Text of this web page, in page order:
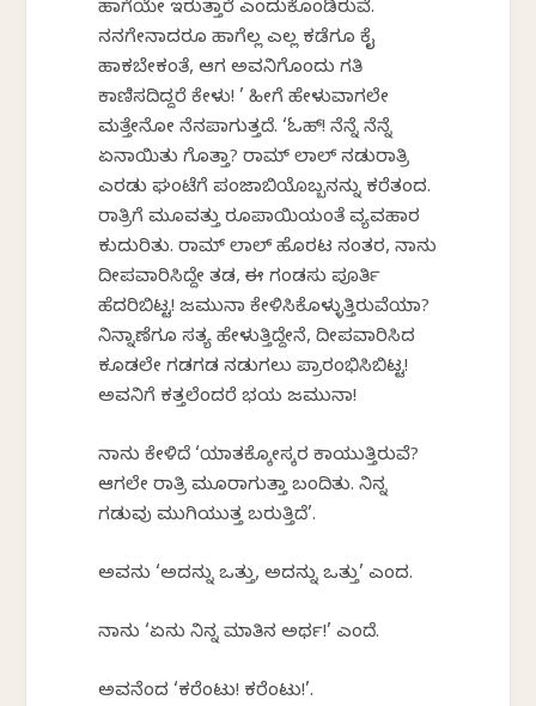
ಹಾಗೆಯೇ ಇರುತ್ತಾರೆ ಎಂದುಕೊಂಡಿರುವೆ.
ನನಗೇನಾದರೂ ಹಾಗೆಲ್ಲ ಎಲ್ಲ ಕಡೆಗೂ ಕೈ
ಹಾಕಬೇಕಂತೆ, ಆಗ ಅವನಿಗೊಂದು ಗತಿ
ಕಾಣಿಸದಿದ್ದರೆ ಕೇಳು! ’ ಹೀಗೆ ಹೇಳುವಾಗಲೇ
ಮತ್ತೇನೋ ನೆನಪಾಗುತ್ತದೆ. ‘ಓಹ್! ನೆನ್ನೆ ನೆನ್ನೆ
ಏನಾಯಿತು ಗೊತ್ತಾ? ರಾಮ್ ಲಾಲ್ ನಡುರಾತ್ರಿ
ಎರಡು ಘಂಟೆಗೆ ಪಂಜಾಬಿಯೊಬ್ಬನನ್ನು ಕರೆತಂದ.
ರಾತ್ರಿಗೆ ಮೂವತ್ತು ರೂಪಾಯಿಯಂತೆ ವ್ಯವಹಾರ
ಕುದುರಿತು. ರಾಮ್ ಲಾಲ್ ಹೊರಟ ನಂತರ, ನಾನು
ದೀಪವಾರಿಸಿದ್ದೇ ತಡ, ಈ ಗಂಡಸು ಪೂರ್ತಿ
ಹೆದರಿಬಿಟ್ಟ! ಜಮುನಾ ಕೇಳಿಸಿಕೊಳ್ಳುತ್ತಿರುವೆಯಾ?
ನಿನ್ನಾಣೆಗೂ ಸತ್ಯ ಹೇಳುತ್ತಿದ್ದೇನೆ, ದೀಪವಾರಿಸಿದ
ಕೂಡಲೇ ಗಡಗಡ ನಡುಗಲು ಪ್ರಾರಂಭಿಸಿಬಿಟ್ಟ!
ಅವನಿಗೆ ಕತ್ತಲೆಂದರೆ ಭಯ ಜಮುನಾ!
ನಾನು ಕೇಳಿದೆ ‘ಯಾತಕ್ಕೋಸ್ಕರ ಕಾಯುತ್ತಿರುವೆ?
ಆಗಲೇ ರಾತ್ರಿ ಮೂರಾಗುತ್ತಾ ಬಂದಿತು. ನಿನ್ನ
ಗಡುವು ಮುಗಿಯುತ್ತ ಬರುತ್ತಿದೆ’.
ಅವನು ‘ಅದನ್ನು ಒತ್ತು, ಅದನ್ನು ಒತ್ತು’ ಎಂದ.
ನಾನು ‘ಏನು ನಿನ್ನ ಮಾತಿನ ಅರ್ಥ!’ ಎಂದೆ.
ಅವನೆಂದ ‘ಕರೆಂಟು! ಕರೆಂಟು!’.